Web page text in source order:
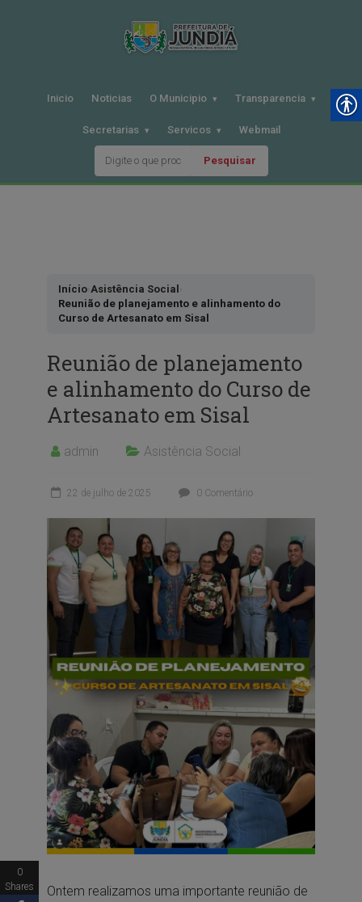
Inicio Noticias O Municipio Transparencia
Secretarias Servicos Webmail
Pesquisar
Início›Asistência Social ›
Reunião de planejamento e alinhamento do
Curso de Artesanato em Sisal
Reunião de planejamento
e alinhamento do Curso de
Artesanato em Sisal
admin Asistência Social
22 de julho de 2025 0 Comentário
Ontem realizamos uma importante reunião de
0
Shares